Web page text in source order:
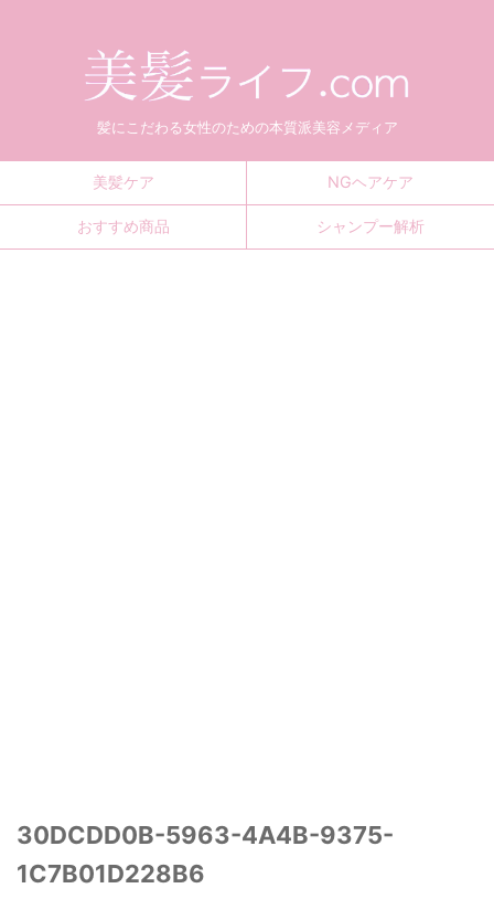
髪にこだわる女性のための本質派美容メディア
美髪ケア NGヘアケア
おすすめ商品 シャンプー解析
30DCDD0B-5963-4A4B-9375-
1C7B01D228B6